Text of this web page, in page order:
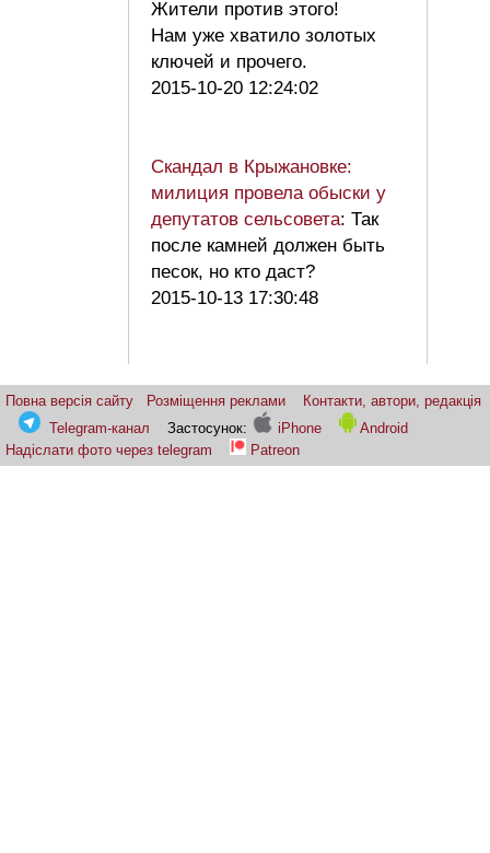
Жители против этого!
Нам уже хватило золотых
ключей и прочего.
2015-10-20 12:24:02
Скандал в Крыжановке:
милиция провела обыски у
депутатов сельсовета: Так
после камней должен быть
песок, но кто даст?
2015-10-13 17:30:48
Повна версія сайту Розміщення реклами
Контакти, автори, редакція
Telegram-канал
Застосунок: iPhone
Android
Надіслати фото через telegram
Patreon